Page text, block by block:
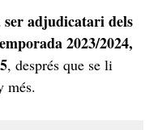
adjudicatari dels
2023/2024,
, després que se li
més.